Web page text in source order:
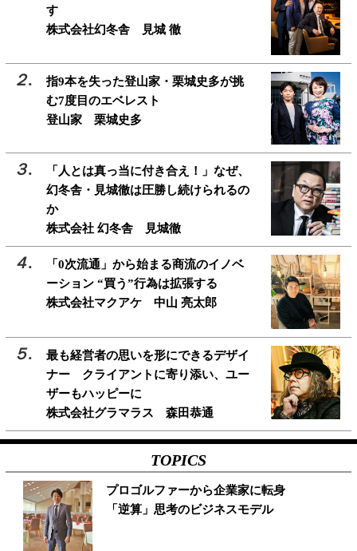
す
株式会社幻冬舎 見城 徹
指9本を失った登山家・栗城史多が挑
む7度目のエベレスト
登山家 栗城史多
「人とは真っ当に付き合え！」なぜ、
幻冬舎・見城徹は圧勝し続けられるの
か
株式会社 幻冬舎 見城徹
「0次流通」から始まる商流のイノベ
ーション “買う”行為は拡張する
株式会社マクアケ 中山 亮太郎
最も経営者の思いを形にできるデザイ
ナー クライアントに寄り添い、ユー
ザーもハッピーに
株式会社グラマラス 森田恭通
TOPICS
プロゴルファーから企業家に転身
「逆算」思考のビジネスモデル